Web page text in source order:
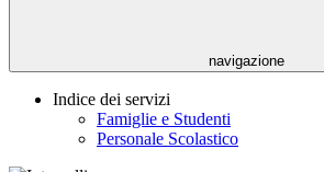
navigazione
Indice dei servizi
Famiglie e Studenti
Personale Scolastico